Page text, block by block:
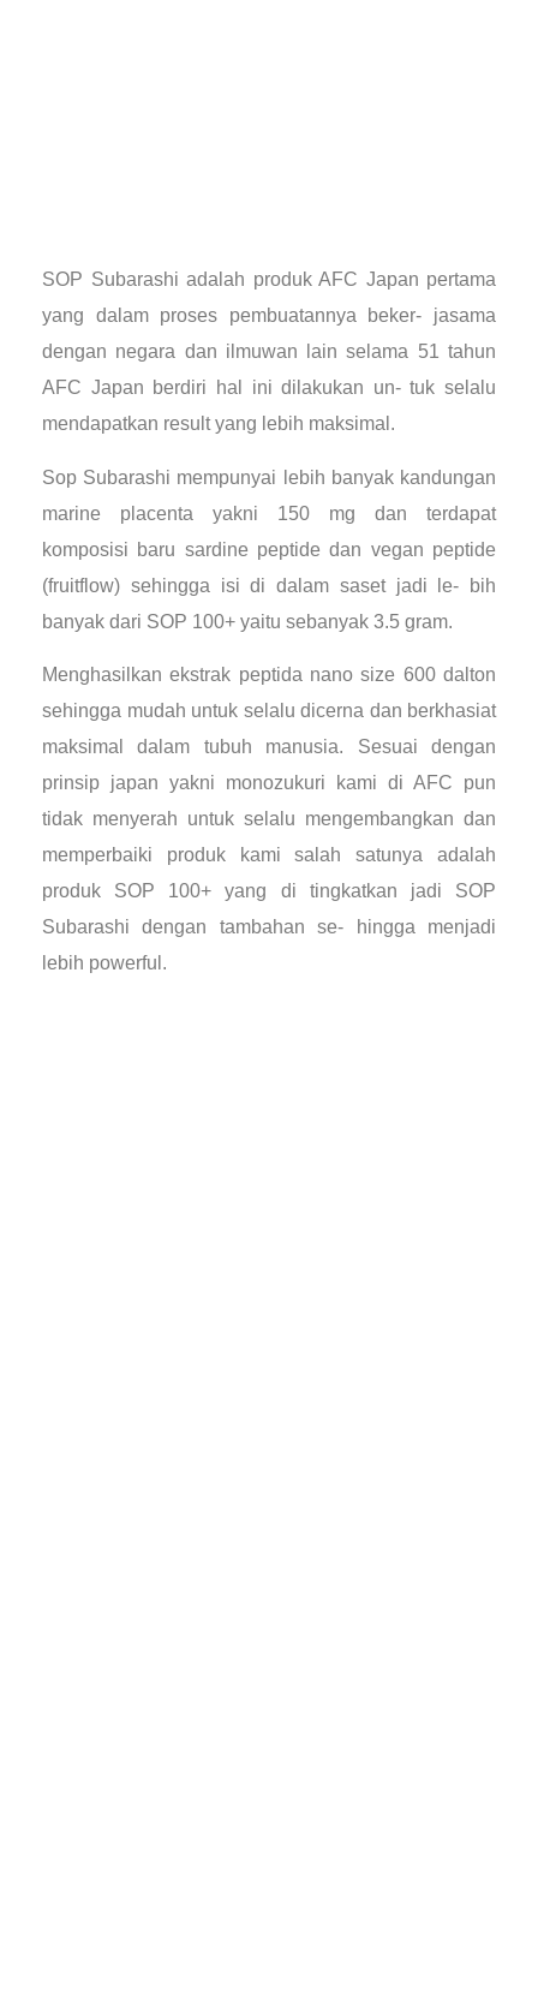
SOP Subarashi adalah produk AFC Japan pertama
yang dalam proses pembuatannya beker- jasama
dengan negara dan ilmuwan lain selama 51 tahun
AFC Japan berdiri hal ini dilakukan un- tuk selalu
mendapatkan result yang lebih maksimal.
Sop Subarashi mempunyai lebih banyak kandungan
marine placenta yakni 150 mg dan terdapat
komposisi baru sardine peptide dan vegan peptide
(fruitflow) sehingga isi di dalam saset jadi le- bih
banyak dari SOP 100+ yaitu sebanyak 3.5 gram.
Menghasilkan ekstrak peptida nano size 600 dalton
sehingga mudah untuk selalu dicerna dan berkhasiat
maksimal dalam tubuh manusia. Sesuai dengan
prinsip japan yakni monozukuri kami di AFC pun
tidak menyerah untuk selalu mengembangkan dan
memperbaiki produk kami salah satunya adalah
produk SOP 100+ yang di tingkatkan jadi SOP
Subarashi dengan tambahan se- hingga menjadi
lebih powerful.